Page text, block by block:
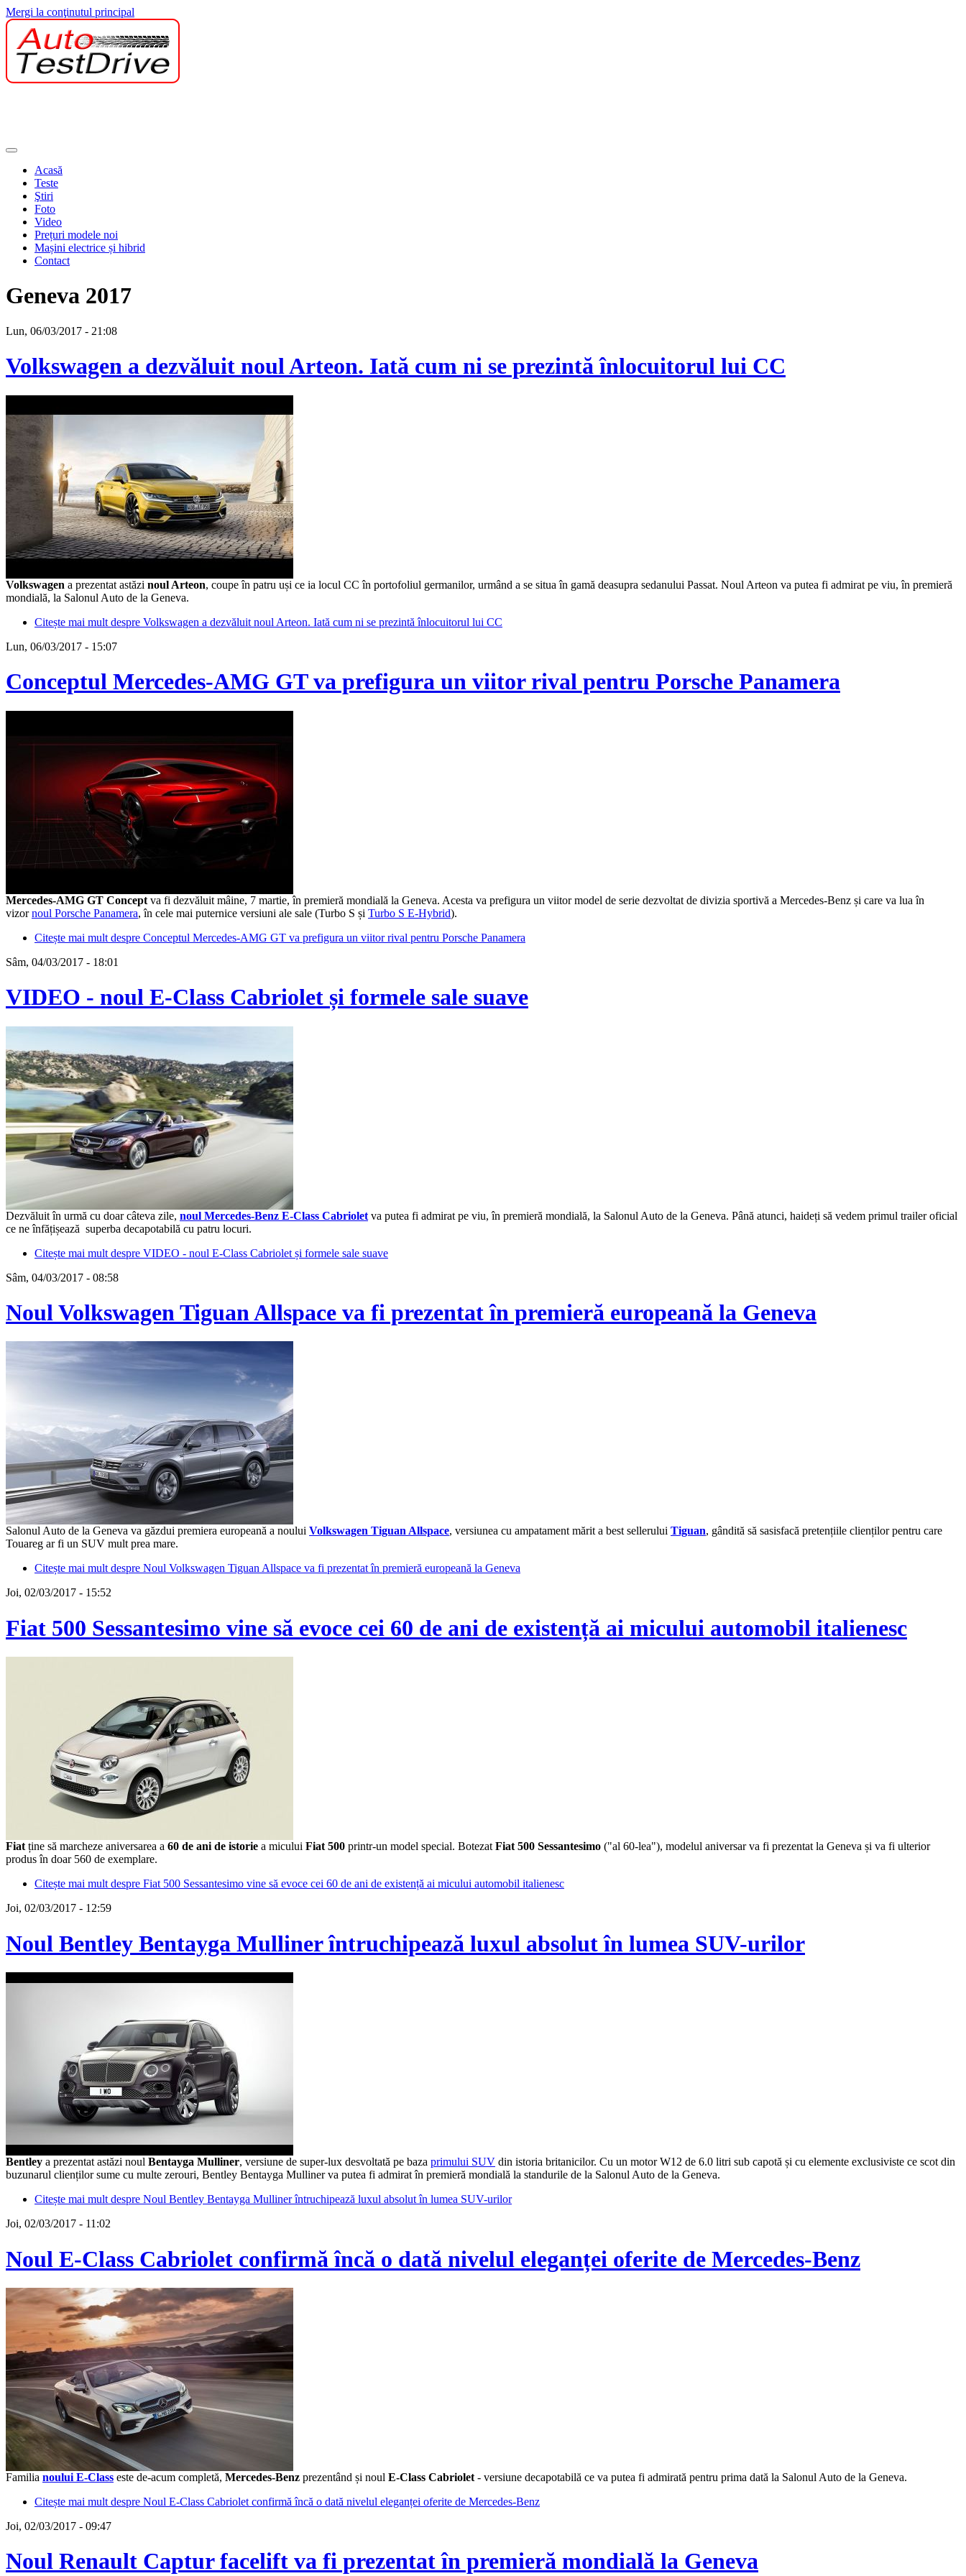
Mergi la conţinutul principal
Acasă
Teste
Ştiri
Foto
Video
Prețuri modele noi
Mașini electrice și hibrid
Contact
Geneva 2017
Lun, 06/03/2017 - 21:08
Volkswagen a dezvăluit noul Arteon. Iată cum ni se prezintă înlocuitorul lui CC
Volkswagen a prezentat astăzi noul Arteon, coupe în patru uși ce ia locul CC în portofoliul germanilor, urmând a se situa în gamă deasupra sedanului Passat. Noul Arteon va putea fi admirat pe viu, în premieră
mondială, la Salonul Auto de la Geneva.
Citește mai mult despre Volkswagen a dezvăluit noul Arteon. Iată cum ni se prezintă înlocuitorul lui CC
Lun, 06/03/2017 - 15:07
Conceptul Mercedes-AMG GT va prefigura un viitor rival pentru Porsche Panamera
Mercedes-AMG GT Concept va fi dezvăluit mâine, 7 martie, în premieră mondială la Geneva. Acesta va prefigura un viitor model de serie dezvoltat de divizia sportivă a Mercedes-Benz și care va lua în
vizornoul Porsche Panamera, în cele mai puternice versiuni ale sale (Turbo S și Turbo S E-Hybrid).
Citește mai mult despre Conceptul Mercedes-AMG GT va prefigura un viitor rival pentru Porsche Panamera
Sâm, 04/03/2017 - 18:01
VIDEO - noul E-Class Cabriolet și formele sale suave
Dezvăluit în urmă cu doar câteva zile, noul Mercedes-Benz E-Class Cabriolet va putea fi admirat pe viu, în premieră mondială, la Salonul Auto de la Geneva. Până atunci, haideți să vedem primul trailer oficial
ce ne înfățișează superba decapotabilă cu patru locuri.
Citește mai mult despre VIDEO - noul E-Class Cabriolet și formele sale suave
Sâm, 04/03/2017 - 08:58
Noul Volkswagen Tiguan Allspace va fi prezentat în premieră europeană la Geneva
Salonul Auto de la Geneva va găzdui premiera europeană a noului Volkswagen Tiguan Allspace, versiunea cu ampatament mărit a best sellerului Tiguan, gândită să sasisfacă pretențiile clienților pentru care
Touareg ar fi un SUV mult prea mare.
Citește mai mult despre Noul Volkswagen Tiguan Allspace va fi prezentat în premieră europeană la Geneva
Joi, 02/03/2017 - 15:52
Fiat 500 Sessantesimo vine să evoce cei 60 de ani de existență ai micului automobil italienesc
Fiat ține să marcheze aniversarea a 60 de ani de istorie a micului Fiat 500 printr-un model special. Botezat Fiat 500 Sessantesimo ("al 60-lea"), modelul aniversar va fi prezentat la Geneva și va fi ulterior
produs în doar 560 de exemplare.
Citește mai mult despre Fiat 500 Sessantesimo vine să evoce cei 60 de ani de existență ai micului automobil italienesc
Joi, 02/03/2017 - 12:59
Noul Bentley Bentayga Mulliner întruchipează luxul absolut în lumea SUV-urilor
Bentley a prezentat astăzi noul Bentayga Mulliner, versiune de super-lux desvoltată pe baza primului SUV din istoria britanicilor. Cu un motor W12 de 6.0 litri sub capotă și cu elemente exclusiviste ce scot din
buzunarul clienților sume cu multe zerouri, Bentley Bentayga Mulliner va putea fi admirat în premieră mondială la standurile de la Salonul Auto de la Geneva.
Citește mai mult despre Noul Bentley Bentayga Mulliner întruchipează luxul absolut în lumea SUV-urilor
Joi, 02/03/2017 - 11:02
Noul E-Class Cabriolet confirmă încă o dată nivelul eleganței oferite de Mercedes-Benz
Familia noului E-Class este de-acum completă, Mercedes-Benz prezentând și noul E-Class Cabriolet - versiune decapotabilă ce va putea fi admirată pentru prima dată la Salonul Auto de la Geneva.
Citește mai mult despre Noul E-Class Cabriolet confirmă încă o dată nivelul eleganței oferite de Mercedes-Benz
Joi, 02/03/2017 - 09:47
Noul Renault Captur facelift va fi prezentat în premieră mondială la Geneva